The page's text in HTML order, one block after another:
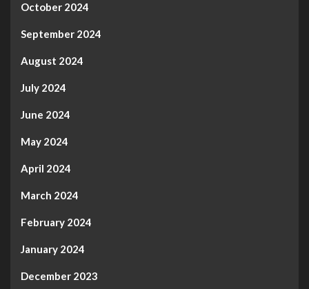
October 2024
September 2024
August 2024
July 2024
June 2024
May 2024
April 2024
March 2024
February 2024
January 2024
December 2023